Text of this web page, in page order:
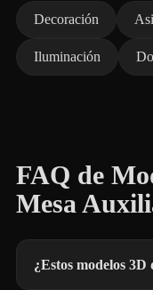
Decoración
Iluminación
FAQ de
Mesa
¿Estos modelos